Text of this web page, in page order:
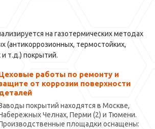
на газотермических методах
(антикоррозионных, термостойких,
т.д.) покрытий.
работы по ремонту и
от коррозии поверхности
покрытий находятся в Москве,
Челнах, Перми (2) и Тюмени.
площадки оснащены: